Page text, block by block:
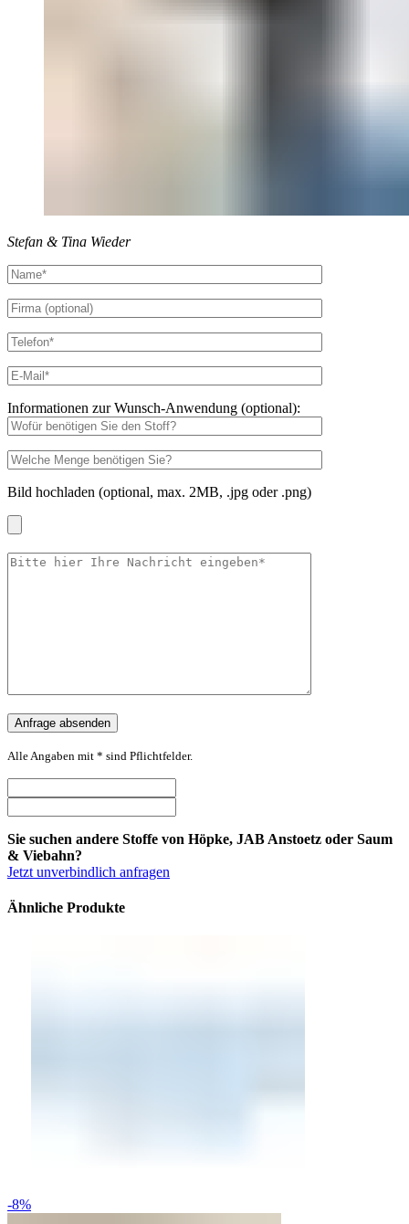
Stefan & Tina Wieder
Informationen zur Wunsch-Anwendung (optional):
Bild hochladen (optional, max. 2MB, .jpg oder .png)
Alle Angaben mit * sind Pflichtfelder.
Sie suchen andere Stoffe von Höpke, JAB Anstoetz oder Saum
& Viebahn?
Jetzt unverbindlich anfragen
Ähnliche Produkte
-8%